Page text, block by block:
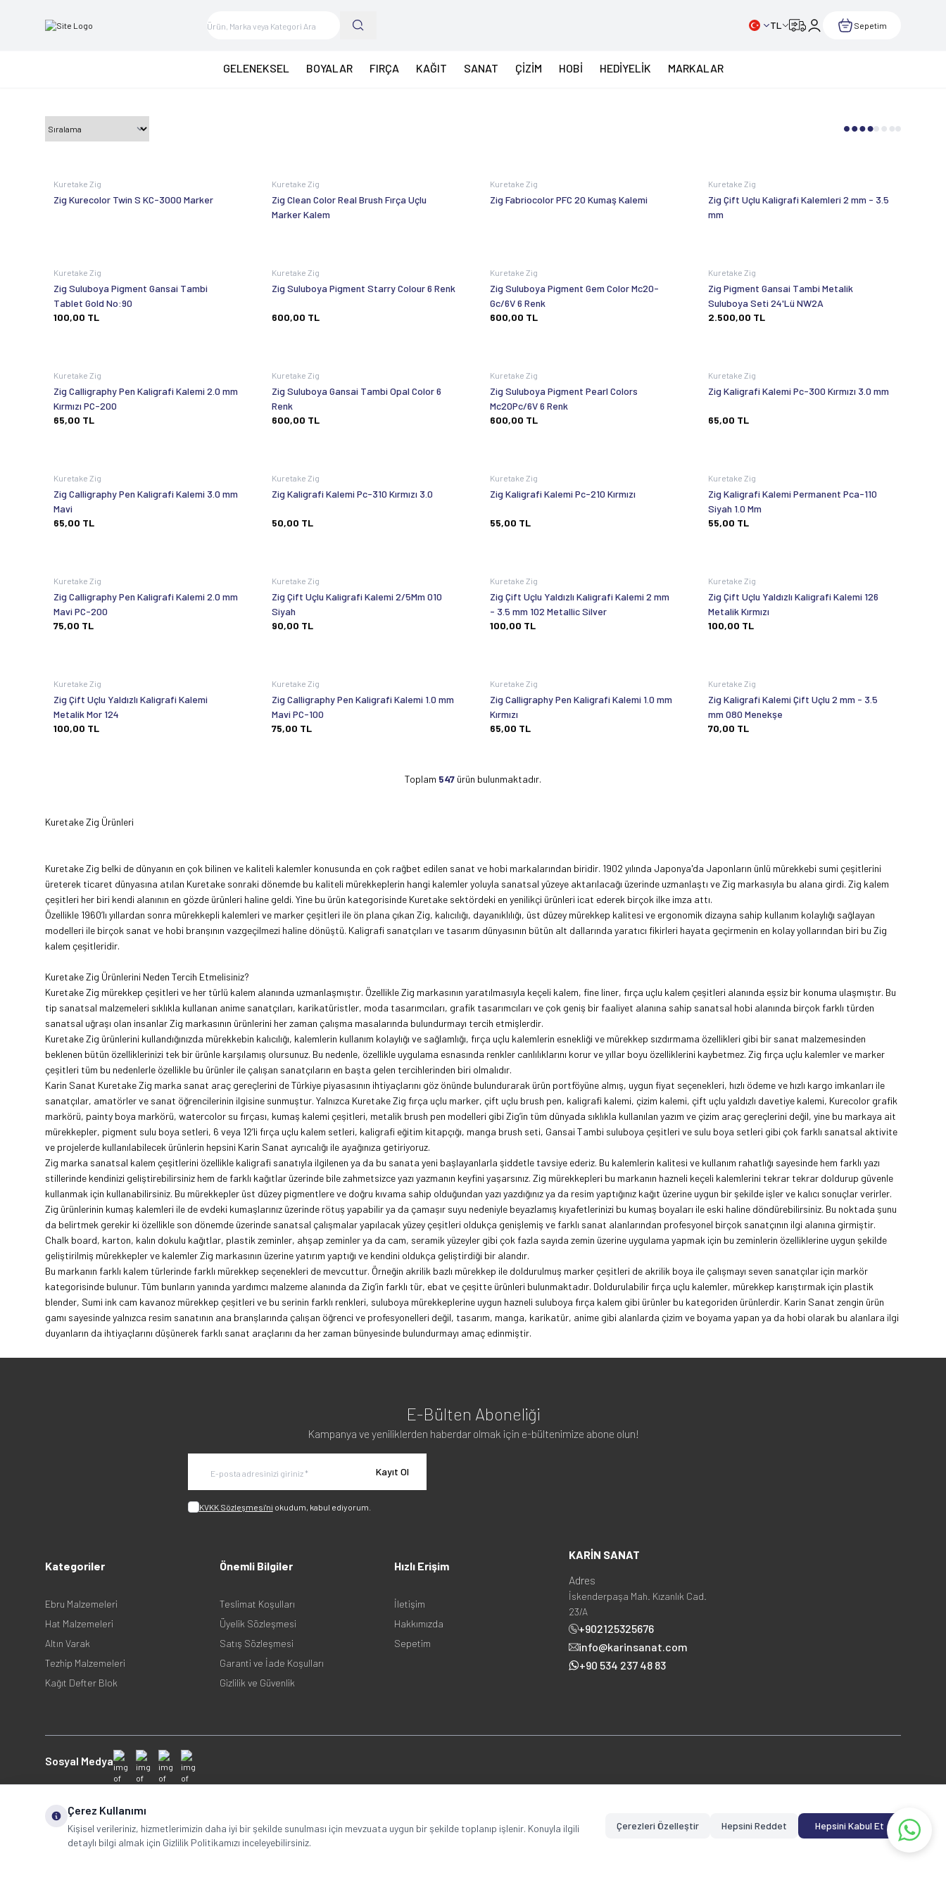
TL Sepetim
GELENEKSEL BOYALAR FIRÇA KAĞIT SANAT ÇİZİM HOBİ HEDİYELİK MARKALAR
Kuretake Zig
Zig Kurecolor Twin S KC-3000 Marker
Kuretake Zig
Zig Clean Color Real Brush Fırça Uçlu
Marker Kalem
Kuretake Zig
Zig Fabriocolor PFC 20 Kumaş Kalemi
Kuretake Zig
Zig Çift Uçlu Kaligrafi Kalemleri 2 mm - 3.5
mm
Kuretake Zig
Zig Suluboya Pigment Gansai Tambi
Tablet Gold No:90
100,00 TL
Kuretake Zig
Zig Suluboya Pigment Starry Colour 6 Renk
600,00 TL
Kuretake Zig
Zig Suluboya Pigment Gem Color Mc20-
Gc/6V 6 Renk
600,00 TL
Kuretake Zig
Zig Pigment Gansai Tambi Metalik
Suluboya Seti 24'Lü NW2A
2.500,00 TL
Kuretake Zig
Zig Calligraphy Pen Kaligrafi Kalemi 2.0 mm
Kırmızı PC-200
65,00 TL
Kuretake Zig
Zig Suluboya Gansai Tambi Opal Color 6
Renk
600,00 TL
Kuretake Zig
Zig Suluboya Pigment Pearl Colors
Mc20Pc/6V 6 Renk
600,00 TL
Kuretake Zig
Zig Kaligrafi Kalemi Pc-300 Kırmızı 3.0 mm
65,00 TL
Kuretake Zig
Zig Calligraphy Pen Kaligrafi Kalemi 3.0 mm
Mavi
65,00 TL
Kuretake Zig
Zig Kaligrafi Kalemi Pc-310 Kırmızı 3.0
50,00 TL
Kuretake Zig
Zig Kaligrafi Kalemi Pc-210 Kırmızı
55,00 TL
Kuretake Zig
Zig Kaligrafi Kalemi Permanent Pca-110
Siyah 1.0 Mm
55,00 TL
Kuretake Zig
Zig Calligraphy Pen Kaligrafi Kalemi 2.0 mm
Mavi PC-200
75,00 TL
Kuretake Zig
Zig Çift Uçlu Kaligrafi Kalemi 2/5Mm 010
Siyah
90,00 TL
Kuretake Zig
Zig Çift Uçlu Yaldızlı Kaligrafi Kalemi 2 mm
- 3.5 mm 102 Metallic Silver
100,00 TL
Kuretake Zig
Zig Çift Uçlu Yaldızlı Kaligrafi Kalemi 126
Metalik Kırmızı
100,00 TL
Kuretake Zig
Zig Çift Uçlu Yaldızlı Kaligrafi Kalemi
Metalik Mor 124
100,00 TL
Kuretake Zig
Zig Calligraphy Pen Kaligrafi Kalemi 1.0 mm
Mavi PC-100
75,00 TL
Kuretake Zig
Zig Calligraphy Pen Kaligrafi Kalemi 1.0 mm
Kırmızı
65,00 TL
Kuretake Zig
Zig Kaligrafi Kalemi Çift Uçlu 2 mm - 3.5
mm 080 Menekşe
70,00 TL
Toplam 547ürün bulunmaktadır.
Kuretake Zig Ürünleri
Kuretake Zig belki de dünyanın en çok bilinen ve kaliteli kalemler konusunda en çok rağbet edilen sanat ve hobi markalarından biridir. 1902 yılında Japonya'da Japonların ünlü mürekkebi sumi çeşitlerini
üreterek ticaret dünyasına atılan Kuretake sonraki dönemde bu kaliteli mürekkeplerin hangi kalemler yoluyla sanatsal yüzeye aktarılacağı üzerinde uzmanlaştı ve Zig markasıyla bu alana girdi. Zig kalem
çeşitleri her biri kendi alanının en gözde ürünleri haline geldi. Yine bu ürün kategorisinde Kuretake sektördeki en yenilikçi ürünleri icat ederek birçok ilke imza attı.
Özellikle 1960’lı yıllardan sonra mürekkepli kalemleri ve marker çeşitleri ile ön plana çıkan Zig, kalıcılığı, dayanıklılığı, üst düzey mürekkep kalitesi ve ergonomik dizayna sahip kullanım kolaylığı sağlayan
modelleri ile birçok sanat ve hobi branşının vazgeçilmezi haline dönüştü. Kaligrafi sanatçıları ve tasarım dünyasının bütün alt dallarında yaratıcı fikirleri hayata geçirmenin en kolay yollarından biri bu Zig
kalem çeşitleridir.
Kuretake Zig Ürünlerini Neden Tercih Etmelisiniz?
Kuretake Zig mürekkep çeşitleri ve her türlü kalem alanında uzmanlaşmıştır. Özellikle Zig markasının yaratılmasıyla keçeli kalem, fine liner, fırça uçlu kalem çeşitleri alanında eşsiz bir konuma ulaşmıştır. Bu
tip sanatsal malzemeleri sıklıkla kullanan anime sanatçıları, karikatüristler, moda tasarımcıları, grafik tasarımcıları ve çok geniş bir faaliyet alanına sahip sanatsal hobi alanında birçok farklı türden
sanatsal uğraşı olan insanlar Zig markasının ürünlerini her zaman çalışma masalarında bulundurmayı tercih etmişlerdir.
Kuretake Zig ürünlerini kullandığınızda mürekkebin kalıcılığı, kalemlerin kullanım kolaylığı ve sağlamlığı, fırça uçlu kalemlerin esnekliği ve mürekkep sızdırmama özellikleri gibi bir sanat malzemesinden
beklenen bütün özelliklerinizi tek bir ürünle karşılamış olursunuz. Bu nedenle, özellikle uygulama esnasında renkler canlılıklarını korur ve yıllar boyu özelliklerini kaybetmez. Zig fırça uçlu kalemlerve marker
çeşitleri tüm bu nedenlerle özellikle bu ürünler ile çalışan sanatçıların en başta gelen tercihlerinden biri olmalıdır.
Karin Sanat Kuretake Zig marka sanat araç gereçlerini de Türkiye piyasasının ihtiyaçlarını göz önünde bulundurarak ürün portföyüne almış, uygun fiyat seçenekleri, hızlı ödeme ve hızlı kargo imkanları ile
sanatçılar, amatörler ve sanat öğrencilerinin ilgisine sunmuştur. Yalnızca Kuretake Zig fırça uçlu marker, çift uçlu brush pen, kaligrafi kalemi, çizim kalemi, çift uçlu yaldızlı davetiye kalemi, Kurecolor grafik
markörü, painty boya markörü, watercolor su fırçası, kumaş kalemi çeşitleri, metalik brush pen modelleri gibi Zig’in tüm dünyada sıklıkla kullanılan yazım ve çizim araç gereçlerini değil, yine bu markaya ait
mürekkepler, pigment sulu boya setleri, 6 veya 12’li fırça uçlu kalem setleri, kaligrafi eğitim kitapçığı, manga brush seti, Gansai Tambi suluboya çeşitleri ve sulu boya setleri gibi çok farklı sanatsal aktivite
ve projelerde kullanılabilecek ürünlerin hepsini Karin Sanat ayrıcalığı ile ayağınıza getiriyoruz.
Zig marka sanatsal kalem çeşitlerini özellikle kaligrafi sanatıyla ilgilenen ya da bu sanata yeni başlayanlarla şiddetle tavsiye ederiz. Bu kalemlerin kalitesi ve kullanım rahatlığı sayesinde hem farklı yazı
stillerinde kendinizi geliştirebilirsiniz hem de farklı kağıtlar üzerinde bile zahmetsizce yazı yazmanın keyfini yaşarsınız. Zig mürekkepleri bu markanın hazneli keçeli kalemlerini tekrar tekrar doldurup güvenle
kullanmak için kullanabilirsiniz. Bu mürekkepler üst düzey pigmentlere ve doğru kıvama sahip olduğundan yazı yazdığınız ya da resim yaptığınız kağıt üzerine uygun bir şekilde işler ve kalıcı sonuçlar verirler.
Zig ürünlerinin kumaş kalemleri ile de evdeki kumaşlarınız üzerinde rötuş yapabilir ya da çamaşır suyu nedeniyle beyazlamış kıyafetlerinizi bu kumaş boyaları ile eski haline döndürebilirsiniz. Bu noktada şunu
da belirtmek gerekir ki özellikle son dönemde üzerinde sanatsal çalışmalar yapılacak yüzey çeşitleri oldukça genişlemiş ve farklı sanat alanlarından profesyonel birçok sanatçının ilgi alanına girmiştir.
Chalk board, karton, kalın dokulu kağıtlar, plastik zeminler, ahşap zeminler ya da cam, seramik yüzeyler gibi çok fazla sayıda zemin üzerine uygulama yapmak için bu zeminlerin özelliklerine uygun şekilde
geliştirilmiş mürekkepler ve kalemler Zig markasının üzerine yatırım yaptığı ve kendini oldukça geliştirdiği bir alandır.
Bu markanın farklı kalem türlerinde farklı mürekkep seçenekleri de mevcuttur. Örneğin akrilik bazlı mürekkep ile doldurulmuş marker çeşitleri de akrilik boya ile çalışmayı seven sanatçılar için markör
kategorisinde bulunur. Tüm bunların yanında yardımcı malzeme alanında da Zig’in farklı tür, ebat ve çeşitte ürünleri bulunmaktadır. Doldurulabilir fırça uçlu kalemler, mürekkep karıştırmak için plastik
blender, Sumi ink cam kavanoz mürekkep çeşitleri ve bu serinin farklı renkleri, suluboya mürekkeplerine uygun hazneli suluboya fırça kalem gibi ürünler bu kategoriden ürünlerdir. Karin Sanat zengin ürün
gamı sayesinde yalnızca resim sanatının ana branşlarında çalışan öğrenci ve profesyonelleri değil, tasarım, manga, karikatür, anime gibi alanlarda çizim ve boyama yapan ya da hobi olarak bu alanlara ilgi
duyanların da ihtiyaçlarını düşünerek farklı sanat araçlarını da her zaman bünyesinde bulundurmayı amaç edinmiştir.
E-Bülten Aboneliği
Kampanya ve yeniliklerden haberdar olmak için e-bültenimize abone olun!
Kayıt Ol
KVKK Sözleşmesi'ni okudum, kabul ediyorum.
Kategoriler
Ebru Malzemeleri
Hat Malzemeleri
Altın Varak
Tezhip Malzemeleri
Kağıt Defter Blok
Önemli Bilgiler
Teslimat Koşulları
Üyelik Sözleşmesi
Satış Sözleşmesi
Garanti ve İade Koşulları
Gizlilik ve Güvenlik
Hızlı Erişim
İletişim
Hakkımızda
Sepetim
KARİN SANAT
Adres
İskenderpaşa Mah. Kızanlık Cad.
23/A
+902125325676
info@karinsanat.com
+90 534 237 48 83
Sosyal Medya
Çerez Kullanımı
Kişisel verileriniz, hizmetlerimizin daha iyi bir şekilde sunulması için mevzuata uygun bir şekilde toplanıp işlenir. Konuyla ilgili
detaylı bilgi almak için Gizlilik Politikamızı inceleyebilirsiniz.
Çerezleri Özelleştir Hepsini Reddet Hepsini Kabul Et